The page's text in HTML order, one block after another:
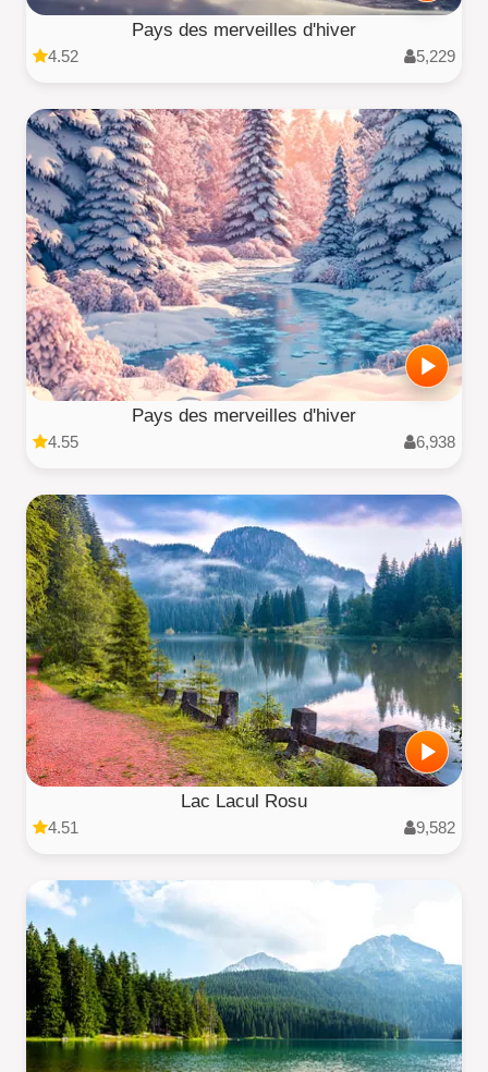
Pays des merveilles d'hiver
4.52 5,229
Pays des merveilles d'hiver
4.55 6,938
Lac Lacul Rosu
4.51 9,582